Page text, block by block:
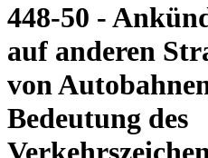
448-50 -
auf anderen
von
Bedeutung des